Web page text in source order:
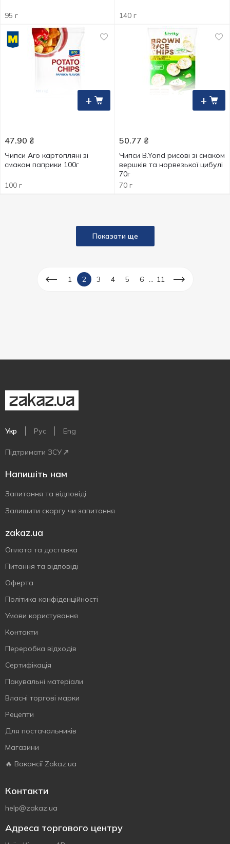
95 г 140 г
+
47.90 ₴
Чипси Aro картопляні зі
смаком паприки 100г
100 г
+
50.77 ₴
Чипси B.Yond рисові зі смаком
вершків та норвезької цибулі
70г
70 г
Показати ще
1 2 3 4 5 6 11
Укр Рус Eng
Підтримати ЗСУ
Напишіть нам
Запитання та відповіді
Залишити скаргу чи запитання
zakaz.ua
Оплата та доставка
Питання та відповіді
Оферта
Політика конфіденційності
Умови користування
Контакти
Переробка відходів
Сертифiкацiя
Пакувальні матеріали
Власнi торговi марки
Рецепти
Для постачальників
Магазини
🔥 Вакансії Zakaz.ua
Контакти
help@zakaz.ua
Адреса торгового центру